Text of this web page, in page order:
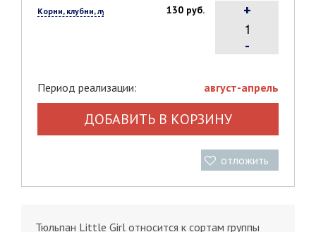
Корни, клубни, луковицы, 1 шт. 130 руб.
-
+
Период реализации: август-апрель
ДОБАВИТЬ В КОРЗИНУ
отложить
Тюльпан Little Girl относится к сортам группы